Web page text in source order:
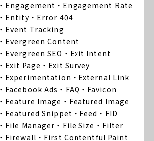
・Engagement ・Engagement Rate
・Entity ・Error 404
・Event Tracking
・Evergreen Content
・Evergreen SEO ・Exit Intent
・Exit Page ・Exit Survey
・Experimentation ・External Link
・Facebook Ads ・FAQ ・Favicon
・Feature Image ・Featured Image
・Featured Snippet ・Feed ・FID
・File Manager ・File Size ・Filter
・Firewall ・First Contentful Paint